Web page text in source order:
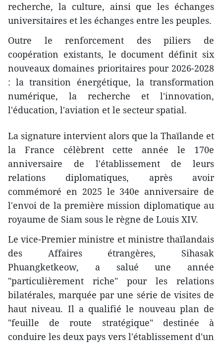
recherche, la culture, ainsi que les échanges
universitaires et les échanges entre les peuples.
Outre le renforcement des piliers de
coopération existants, le document définit six
nouveaux domaines prioritaires pour 2026-2028
: la transition énergétique, la transformation
numérique, la recherche et l'innovation,
l'éducation, l'aviation et le secteur spatial.
La signature intervient alors que la Thaïlande et
la France célèbrent cette année le 170e
anniversaire de l'établissement de leurs
relations diplomatiques, après avoir
commémoré en 2025 le 340e anniversaire de
l'envoi de la première mission diplomatique au
royaume de Siam sous le règne de Louis XIV.
Le vice-Premier ministre et ministre thaïlandais
des Affaires étrangères, Sihasak
Phuangketkeow, a salué une année
"particulièrement riche" pour les relations
bilatérales, marquée par une série de visites de
haut niveau. Il a qualifié le nouveau plan de
"feuille de route stratégique" destinée à
conduire les deux pays vers l'établissement d'un